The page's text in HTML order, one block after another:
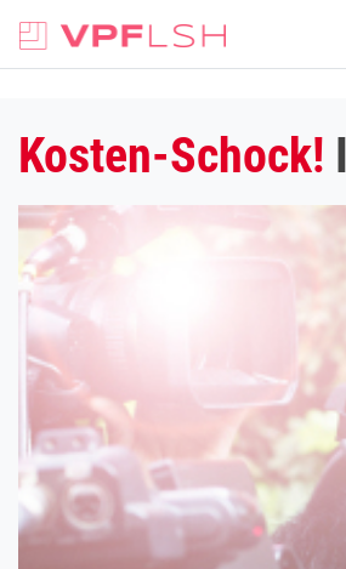
Kosten-Schock!